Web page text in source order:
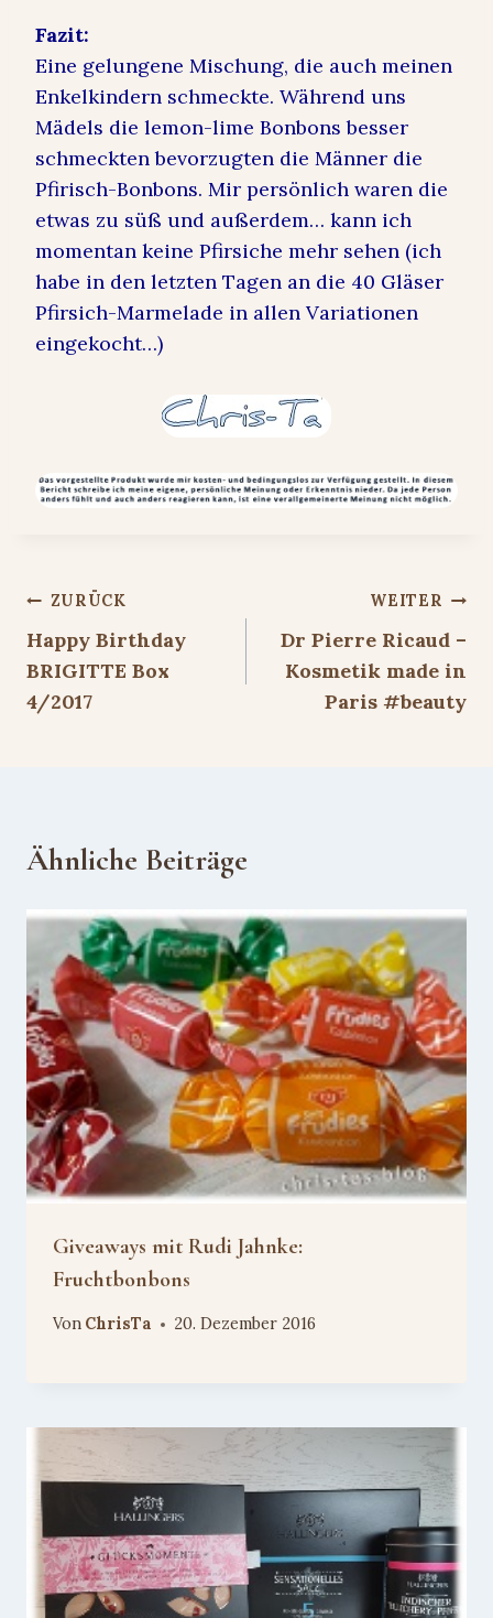
Fazit:
Eine gelungene Mischung, die auch meinen
Enkelkindern schmeckte. Während uns
Mädels die lemon-lime Bonbons besser
schmeckten bevorzugten die Männer die
Pfirisch-Bonbons. Mir persönlich waren die
etwas zu süß und außerdem… kann ich
momentan keine Pfirsiche mehr sehen (ich
habe in den letzten Tagen an die 40 Gläser
Pfirsich-Marmelade in allen Variationen
eingekocht…)
Beitragsnavigation
ZURÜCK
Happy Birthday
BRIGITTE Box
4/2017
WEITER
Dr Pierre Ricaud –
Kosmetik made in
Paris #beauty
Ähnliche Beiträge
Giveaways mit Rudi Jahnke:
Fruchtbonbons
Von ChrisTa 20. Dezember 2016